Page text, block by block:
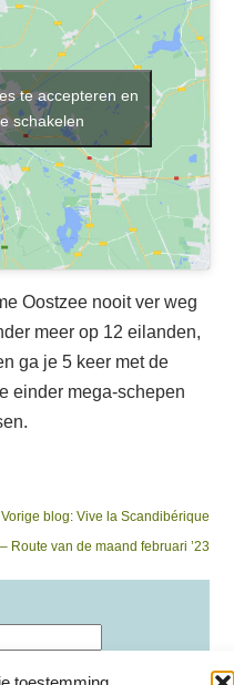
te accepteren en
schakelen
Oostzee nooit ver weg
meer op 12 eilanden,
ga je 5 keer met de
einder mega-schepen
Vorige blog: Previous
post:
Vive la Scandibérique
Route van de maand februari ’23